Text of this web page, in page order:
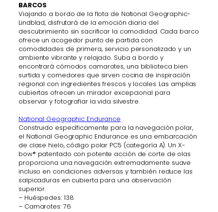
BARCOS
Viajando a bordo de la flota de National Geographic-
Lindblad, disfrutará de la emoción diaria del
descubrimiento sin sacrificar la comodidad. Cada barco
ofrece un acogedor punto de partida con
comodidades de primera, servicio personalizado y un
ambiente vibrante y relajado. Suba a bordo y
encontrará cómodos camarotes, una biblioteca bien
surtida y comedores que sirven cocina de inspiración
regional con ingredientes frescos y locales. Las amplias
cubiertas ofrecen un mirador excepcional para
observar y fotografiar la vida silvestre.
National Geographic Endurance
Construido específicamente para la navegación polar,
el National Geographic Endurance es una embarcación
de clase hielo, código polar PC5 (categoría A). Un X-
bow® patentado con potente acción de corte de olas
proporciona una navegación extremadamente suave
incluso en condiciones adversas y también reduce las
salpicaduras en cubierta para una observación
superior.
– Huéspedes: 138
– Camarotes: 76